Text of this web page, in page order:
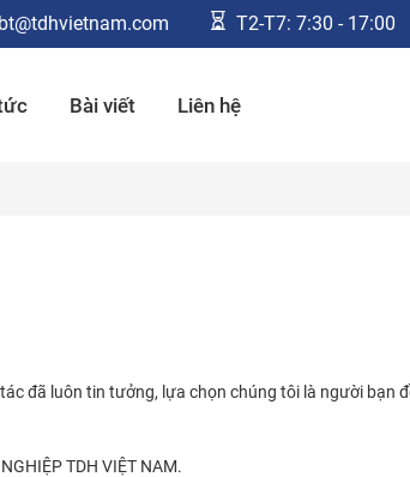
T2-T7: 7:30 - 17:00
Bài viết Liên hệ
đã luôn tin tưởng, lựa chọn chúng tôi là người bạn
TDH VIỆT NAM.